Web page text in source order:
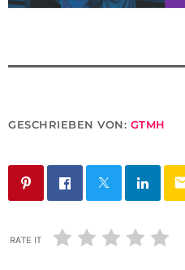
GESCHRIEBEN VON: GTMH
RATE IT